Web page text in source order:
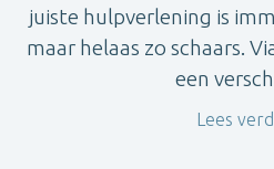
juiste hulpverlening is
maar helaas zo schaars.
een
Lees